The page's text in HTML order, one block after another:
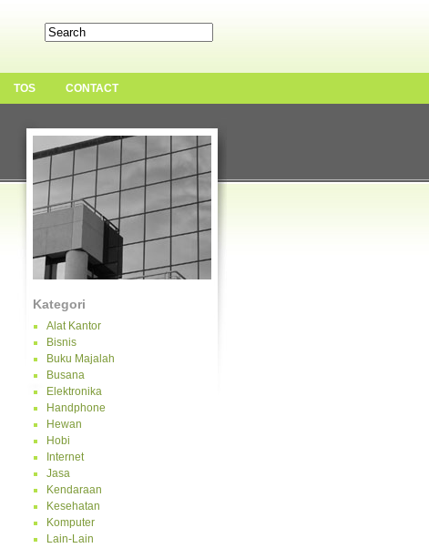
TOS CONTACT
Kategori
Alat Kantor
Bisnis
Buku Majalah
Busana
Elektronika
Handphone
Hewan
Hobi
Internet
Jasa
Kendaraan
Kesehatan
Komputer
Lain-Lain